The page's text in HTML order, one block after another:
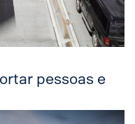
pessoas e